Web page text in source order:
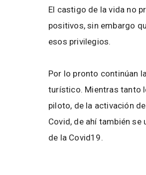
El castigo de la vida no
positivos, sin embargo
esos privilegios.
Por lo pronto continúan
turístico. Mientras tanto
piloto, de la activación
Covid, de ahí también
de la Covid19.